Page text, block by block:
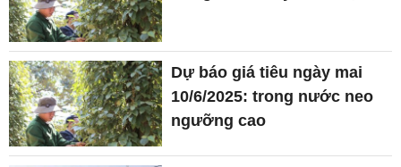
Dự báo giá tiêu ngày mai
10/6/2025: trong nước neo
ngưỡng cao